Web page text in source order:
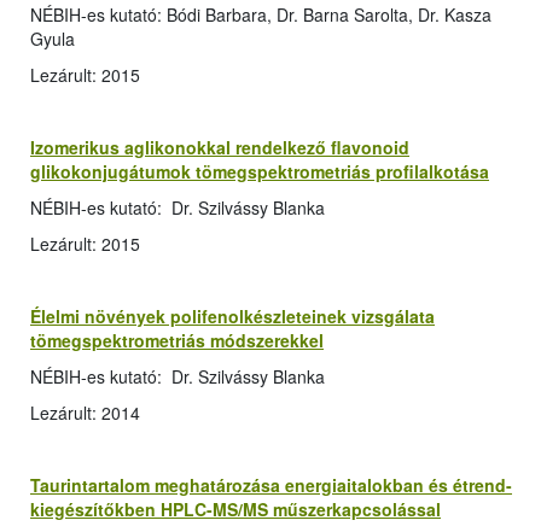
NÉBIH-es kutató: Bódi Barbara, Dr. Barna Sarolta, Dr. Kasza
Gyula
Lezárult: 2015
Izomerikus aglikonokkal rendelkező flavonoid
glikokonjugátumok tömegspektrometriás profilalkotása
NÉBIH-es kutató: Dr. Szilvássy Blanka
Lezárult: 2015
Élelmi növények polifenolkészleteinek vizsgálata
tömegspektrometriás módszerekkel
NÉBIH-es kutató: Dr. Szilvássy Blanka
Lezárult: 2014
Taurintartalom meghatározása energiaitalokban és étrend-
kiegészítőkben HPLC-MS/MS műszerkapcsolással